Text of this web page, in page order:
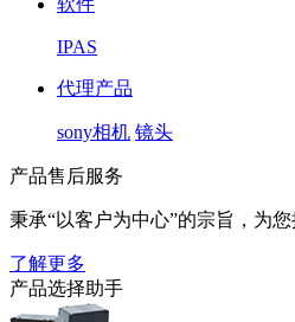
软件
IPAS
代理产品
sony相机 镜头
产品售后服务
秉承“以客户为中心”的宗旨，为
了解更多
产品选择助手